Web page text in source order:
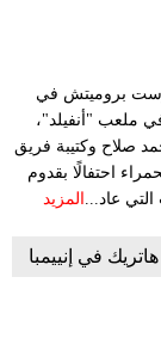
ووست بروميتش في
ملعب "أنفيلد"،
صلاح وكتيبة فريق
احتفالًا بقدوم
عاد... المزيد
في إنييمبا